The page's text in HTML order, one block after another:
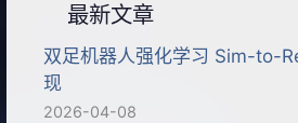
最新文章
双足机器人强化学习 Sim-to-
现
2026-04-08